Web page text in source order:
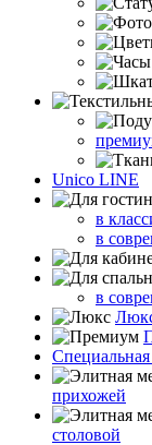
Unico LINE
в
в
в
прихожей
столовой